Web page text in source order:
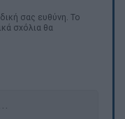
σας ευθύνη. Το
σχόλια θα